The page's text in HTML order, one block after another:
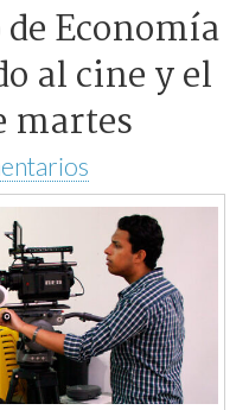
Economía
al cine y el
martes